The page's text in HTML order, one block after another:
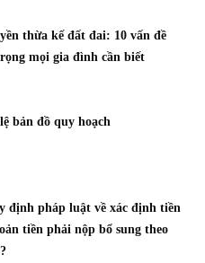
thừa kế đất đai: 10 vấn đề
mọi gia đình cần biết
bản đồ quy hoạch
định pháp luật về xác định tiền
tiền phải nộp bổ sung theo